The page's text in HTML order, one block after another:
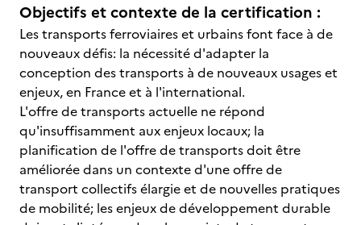
Objectifs et contexte de la certification :
Les transports ferroviaires et urbains font face à de
nouveaux défis: la nécessité d'adapter la
conception des transports à de nouveaux usages et
enjeux, en France et à l'international.
L'offre de transports actuelle ne répond
qu'insuffisamment aux enjeux locaux; la
planification de l'offre de transports doit être
améliorée dans un contexte d'une offre de
transport collectifs élargie et de nouvelles pratiques
de mobilité; les enjeux de développement durable